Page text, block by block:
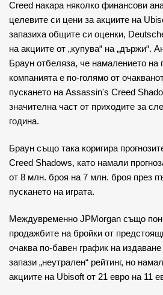
Creed накара няколко финансови
целевите си цени за акциите на
запазиха общите си оценки,
на акциите от „купува“ на „държи“.
Браун отбеляза, че намалението на
компанията е по-голямо от
пускането на Assassin's Creed
значителна част от приходите за
година.
Браун също така коригира
Creed Shadows, като намали
от 8 млн. броя на 7 млн. броя през
пускането на играта.
Междувременно JPMorgan също
продажбите на бройки от
очаква по-бавен график на
запази „неутрален“ рейтинг, но
акциите на Ubisoft от 21 евро на 11